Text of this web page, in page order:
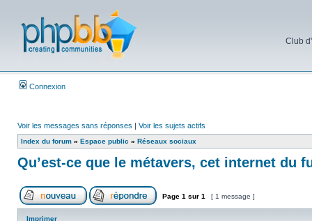
Club
Connexion
Voir les messages sans réponses | Voir les sujets actifs
Index du forum » Espace public » Réseaux sociaux
Qu’est-ce que le métavers, cet internet du
Page 1 sur 1 [ 1 message ]
Imprimer